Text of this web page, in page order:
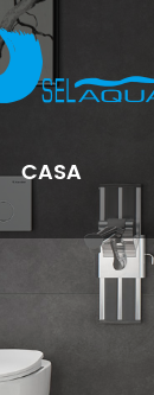
CASA